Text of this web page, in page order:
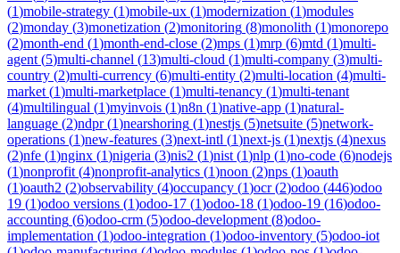
(1)mobile-strategy (1)mobile-ux (1)modernization (1)modules
(2)monday (3)monetization (2)monitoring (8)monolith (1)monorepo
(2)month-end (1)month-end-close (2)mps (1)mrp (6)mtd (1)multi-
agent (5)multi-channel (13)multi-cloud (1)multi-company (3)multi-
country (2)multi-currency (6)multi-entity (2)multi-location (4)multi-
market (1)multi-marketplace (1)multi-tenancy (1)multi-tenant
(4)multilingual (1)myinvois (1)n8n (1)native-app (1)natural-
language (2)ndpr(1)nearshoring (1)nestjs (5)netsuite (5)network-
operations (1)new-features (3)next-intl (1)next-js (1)nextjs (4)nexus
(2)nfe (1)nginx (1)nigeria (3)nis2 (1)nist (1)nlp (1)no-code (6)nodejs
(1)nonprofit (4)nonprofit-analytics (1)noon (2)nps (1)oauth
(1)oauth2 (2)observability (4)occupancy (1)ocr(2)odoo (446)odoo
19 (1)odoo versions (1)odoo-17 (1)odoo-18 (1)odoo-19 (16)odoo-
accounting (6)odoo-crm (5)odoo-development (8)odoo-
implementation (1)odoo-integration (1)odoo-inventory (5)odoo-iot